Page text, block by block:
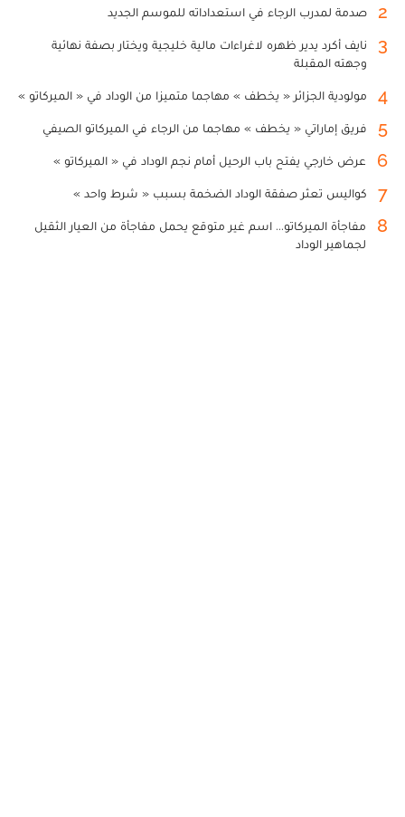
2 صدمة لمدرب الرجاء في استعداداته للموسم الجديد
3
نايف أكرد يدير ظهره لاغراءات مالية خليجية ويختار بصفة نهائية
وجهته المقبلة
4 مولودية الجزائر « يخطف » مهاجما متميزا من الوداد في « الميركاتو »
5 فريق إماراتي « يخطف » مهاجما من الرجاء في الميركاتو الصيفي
6 عرض خارجي يفتح باب الرحيل أمام نجم الوداد في « الميركاتو »
7 كواليس تعثر صفقة الوداد الضخمة بسبب « شرط واحد »
8
مفاجأة الميركاتو... اسم غير متوقع يحمل مفاجأة من العيار الثقيل
لجماهير الوداد